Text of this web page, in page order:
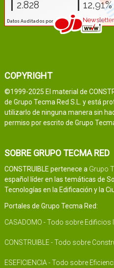
COPYRIGHT
©1999-2025 El material de
de Grupo Tecma Red S.L. y está
utilizarlo de ninguna manera sin
permiso por escrito de Grupo
SOBRE GRUPO TECMA RED
CONSTRUIBLE pertenece a Grupo
español líder en las temáticas de
Tecnologías en la Edificación y la
Portales de Grupo Tecma Red:
CASADOMO - Todo sobre Edificios
CONSTRUIBLE - Todo sobre
ESEFICIENCIA - Todo sobre